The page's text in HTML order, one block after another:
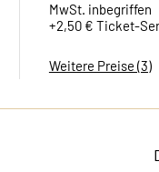
MwSt. inbegriffen
+2,50 € Ticket-
Weitere Preise (3)